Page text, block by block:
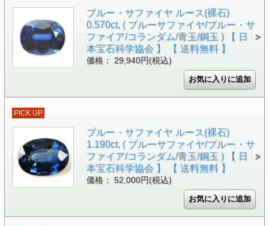
ブルー・サファイヤ ルース(裸石)
0.570ct, ( ブルーサファイヤ/ブルー・サ
ファイア/コランダム/青玉/鋼玉 ) 【 日
本宝石科学協会 】 【 送料無料 】
価格： 29,940円(税込)
PICK UP
ブルー・サファイヤ ルース(裸石)
1.190ct, ( ブルーサファイヤ/ブルー・サ
ファイア/コランダム/青玉/鋼玉 ) 【 日
本宝石科学協会 】 【 送料無料 】
価格： 52,000円(税込)